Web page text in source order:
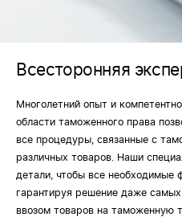
Всесторонняя
Многолетний опыт и
области таможенного права
все процедуры, связанные с
различных товаров. Наши
детали, чтобы все необходимые
гарантируя решение даже
ввозом товаров на таможенную